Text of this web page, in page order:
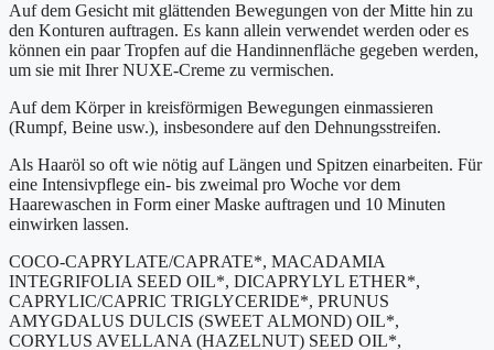
Auf dem Gesicht mit glättenden Bewegungen von der Mitte hin zu
den Konturen auftragen. Es kann allein verwendet werden oder es
können ein paar Tropfen auf die Handinnenfläche gegeben werden,
um sie mit Ihrer NUXE-Creme zu vermischen.
Auf dem Körper in kreisförmigen Bewegungen einmassieren
(Rumpf, Beine usw.), insbesondere auf den Dehnungsstreifen.
Als Haaröl so oft wie nötig auf Längen und Spitzen einarbeiten. Für
eine Intensivpflege ein- bis zweimal pro Woche vor dem
Haarewaschen in Form einer Maske auftragen und 10 Minuten
einwirken lassen.
COCO-CAPRYLATE/CAPRATE*, MACADAMIA
INTEGRIFOLIA SEED OIL*, DICAPRYLYL ETHER*,
CAPRYLIC/CAPRIC TRIGLYCERIDE*, PRUNUS
AMYGDALUS DULCIS (SWEET ALMOND) OIL*,
CORYLUS AVELLANA (HAZELNUT) SEED OIL*,